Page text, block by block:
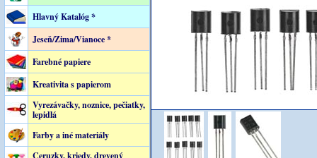
Hlavný Katalóg *
Jeseň/Zima/Vianoce *
Farebné papiere
Kreativita s papierom
Vyrezávačky, noznice, pečiatky,
lepidlá
Farby a iné materiály
Ceruzky, kriedy, drevený